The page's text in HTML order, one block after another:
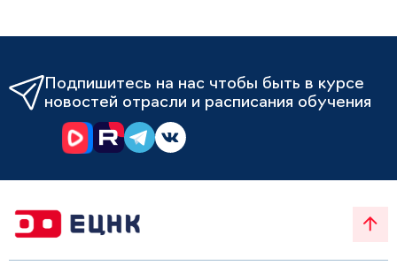
Подпишитесь на нас чтобы быть в курсе
новостей отрасли и расписания обучения